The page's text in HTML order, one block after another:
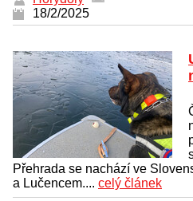
18/2/2025
Přehrada se nachází ve
a Lučencem.... celý článek